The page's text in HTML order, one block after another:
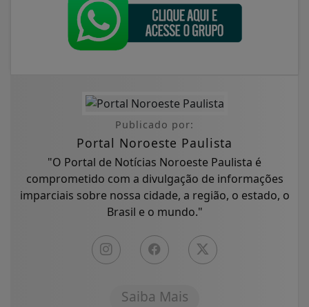
Publicado por:
Portal Noroeste Paulista
"O Portal de Notícias Noroeste Paulista é
comprometido com a divulgação de informações
imparciais sobre nossa cidade, a região, o estado, o
Brasil e o mundo."
Saiba Mais